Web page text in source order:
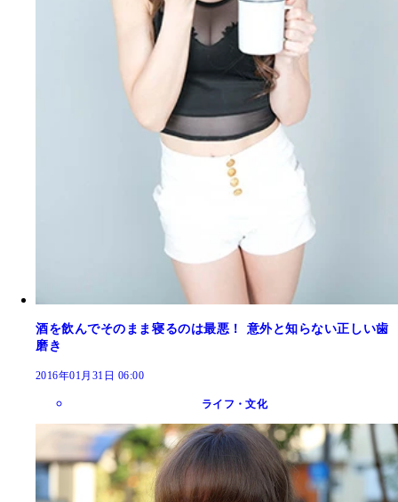
酒を飲んでそのまま寝るのは最悪！ 意外と知らない正しい歯
磨き
2016年01月31日 06:00
ライフ・文化